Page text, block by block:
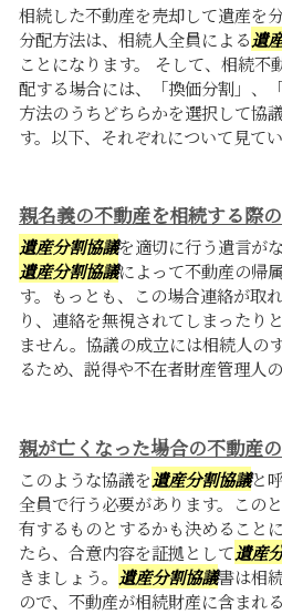
相続した不動産を売却して遺産を
分配方法は、相続人全員による遺
ことになります。 そして、相続不
配する場合には、「換価分割」、
方法のうちどちらかを選択して協
す。以下、それぞれについて見て
親名義の不動産を相続する際
遺産分割協議を適切に行う遺言が
遺産分割協議によって不動産の帰
す。もっとも、この場合連絡が取
り、連絡を無視されてしまったり
ません。協議の成立には相続人の
るため、説得や不在者財産管理人
親が亡くなった場合の不動産
このような協議を遺産分割協議と
全員で行う必要があります。この
有するものとするかも決めること
たら、合意内容を証拠として遺産
きましょう。 遺産分割協議書は相
ので、不動産が相続財産に含まれ